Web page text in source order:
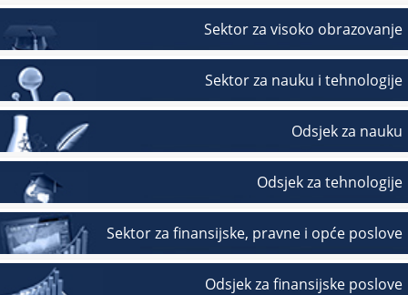
Sektor za visoko obrazovanje
Sektor za nauku i tehnologije
Odsjek za nauku
Odsjek za tehnologije
Sektor za finansijske, pravne i opće poslove
Odsjek za finansijske poslove